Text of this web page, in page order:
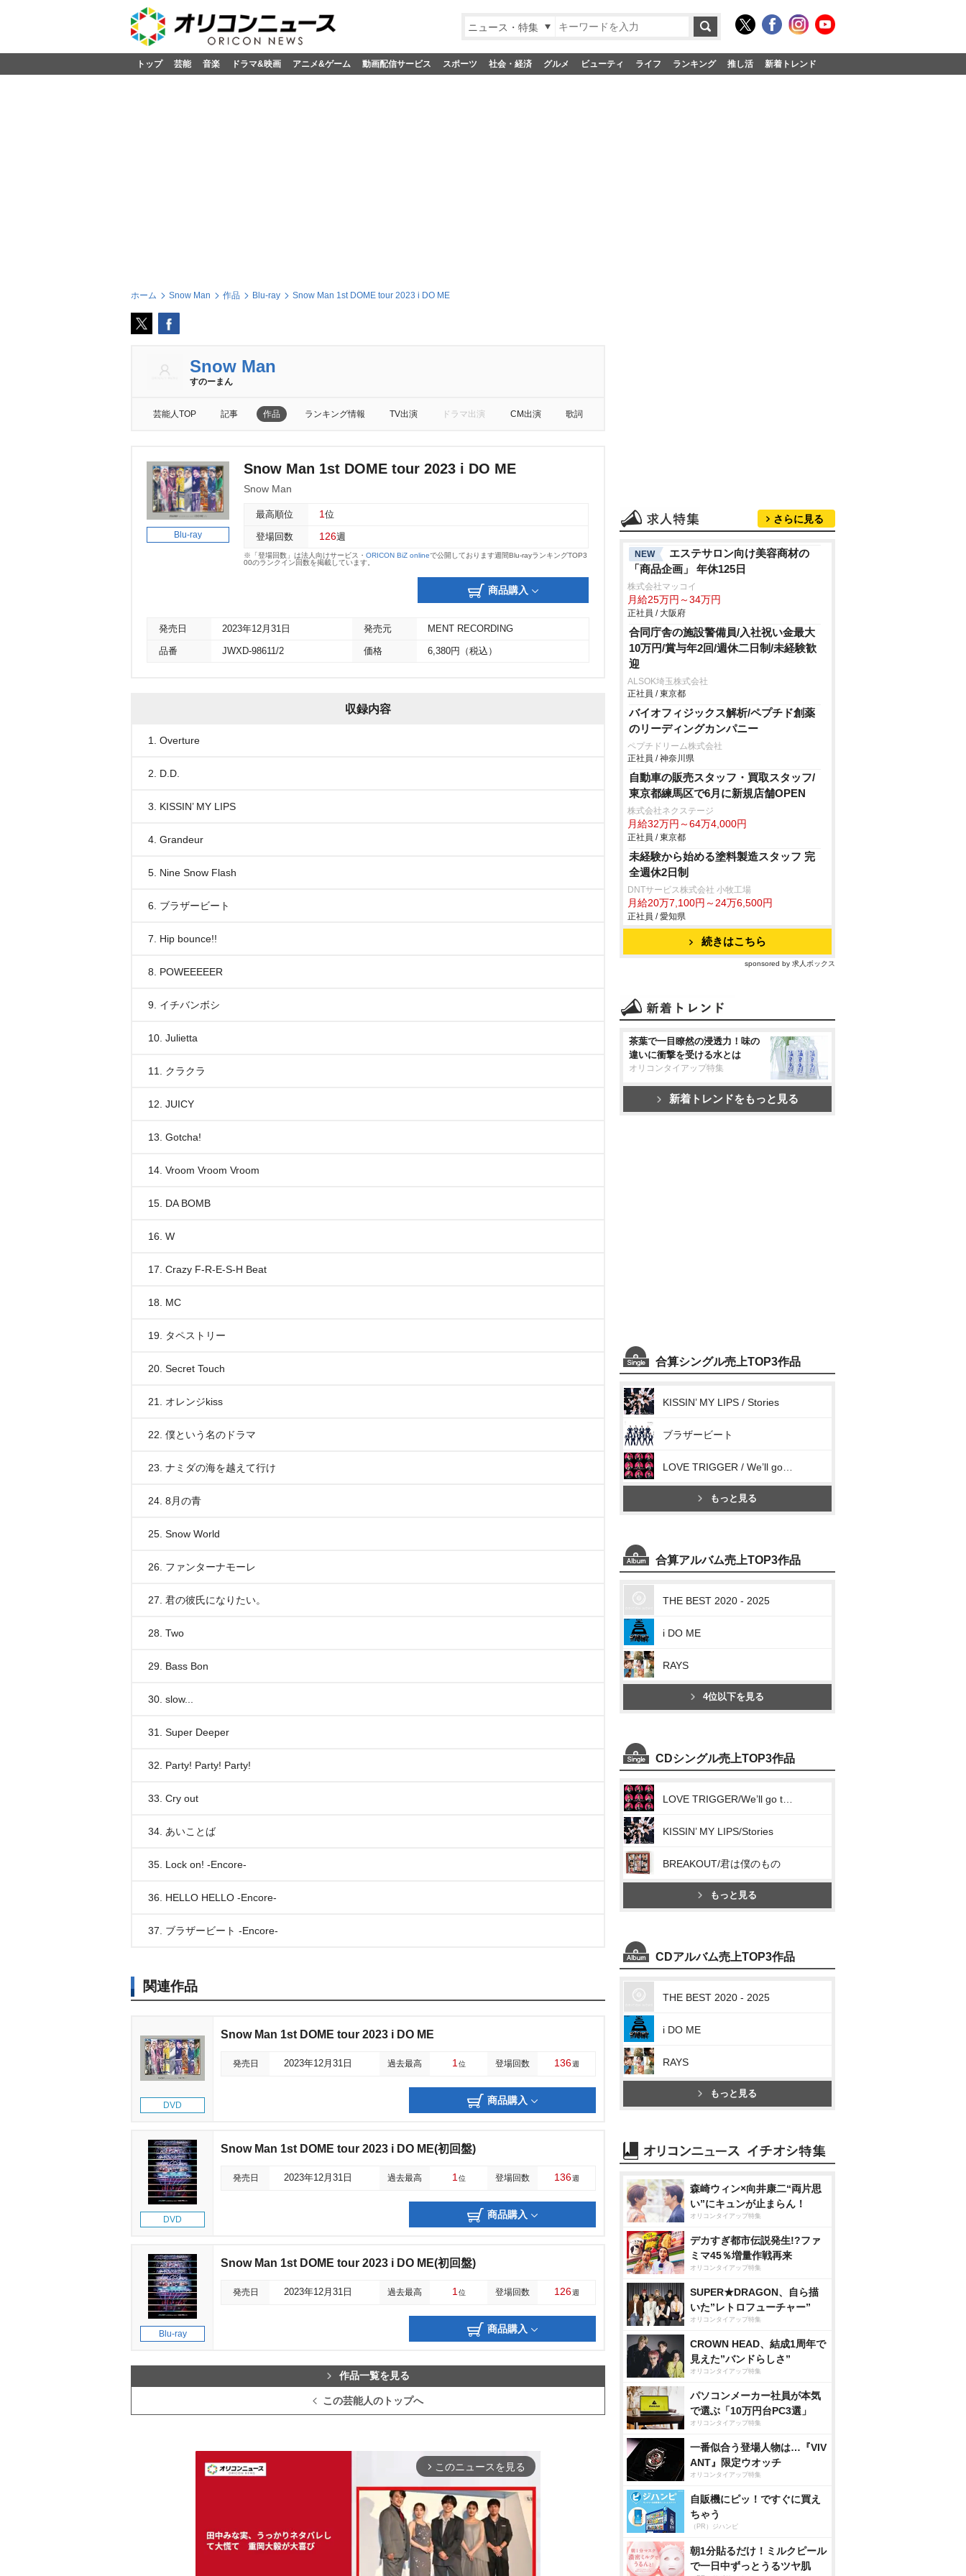
ニュース・特集
トップ 芸能 音楽 ドラマ&映画 アニメ&ゲーム 動画配信サービス スポーツ 社会・経済 グルメ ビューティ ライフ ランキング 推し活 新着トレンド
ホーム Snow Man 作品 Blu-ray Snow Man 1st DOME tour 2023 i DO ME
Snow Man
すのーまん
芸能人TOP 記事 作品 ランキング情報 TV出演 ドラマ出演 CM出演 歌詞
Blu-ray
Snow Man 1st DOME tour 2023 i DO ME
Snow Man
最高順位 1 位
登場回数 126週
※「登場回数」は法人向けサービス・ ORICON BiZ onlineで公開しております週間Blu-rayランキングTOP3
00のランクイン回数を掲載しています。
商品購入
発売日 2023年12月31日 発売元 MENT RECORDING
品番 JWXD-98611/2 価格 6,380円（税込）
収録内容
1. Overture
2. D.D.
3. KISSIN’ MY LIPS
4. Grandeur
5. Nine Snow Flash
6. ブラザービート
7. Hip bounce!!
8. POWEEEEER
9. イチバンボシ
10. Julietta
11. クラクラ
12. JUICY
13. Gotcha!
14. Vroom Vroom Vroom
15. DA BOMB
16. W
17. Crazy F-R-E-S-H Beat
18. MC
19. タペストリー
20. Secret Touch
21. オレンジkiss
22. 僕という名のドラマ
23. ナミダの海を越えて行け
24. 8月の青
25. Snow World
26. ファンターナモーレ
27. 君の彼氏になりたい。
28. Two
29. Bass Bon
30. slow...
31. Super Deeper
32. Party! Party! Party!
33. Cry out
34. あいことば
35. Lock on! -Encore-
36. HELLO HELLO -Encore-
37. ブラザービート -Encore-
関連作品
DVD
Snow Man 1st DOME tour 2023 i DO ME
発売日 2023年12月31日 過去最高 1 位 登場回数 136週
商品購入
DVD
Snow Man 1st DOME tour 2023 i DO ME(初回盤)
発売日 2023年12月31日 過去最高 1 位 登場回数 136週
商品購入
Blu-ray
Snow Man 1st DOME tour 2023 i DO ME(初回盤)
発売日 2023年12月31日 過去最高 1 位 登場回数 126週
商品購入
作品一覧を見る
この芸能人のトップへ
arrow_forward_ios このニュースを見る
さらに見る
NEW
エステサロン向け美容商材の
「商品企画」 年休125日
株式会社マッコイ
月給25万円～34万円
正社員 / 大阪府
合同庁舎の施設警備員/入社祝い金最大
10万円/賞与年2回/週休二日制/未経験歓
迎
ALSOK埼玉株式会社
正社員 / 東京都
バイオフィジックス解析/ペプチド創薬
のリーディングカンパニー
ペプチドリーム株式会社
正社員 / 神奈川県
自動車の販売スタッフ・買取スタッフ/
東京都練馬区で6月に新規店舗OPEN
株式会社ネクステージ
月給32万円～64万4,000円
正社員 / 東京都
未経験から始める塗料製造スタッフ 完
全週休2日制
DNTサービス株式会社 小牧工場
月給20万7,100円～24万6,500円
正社員 / 愛知県
続きはこちら
sponsored by 求人ボックス
茶葉で一目瞭然の浸透力！味の
違いに衝撃を受ける水とは
オリコンタイアップ特集
新着トレンドをもっと見る
合算シングル売上TOP3作品
KISSIN’ MY LIPS / Stories
ブラザービート
もっと見る
合算アルバム売上TOP3作品
THE BEST 2020 - 2025
i DO ME
RAYS
4位以下を見る
CDシングル売上TOP3作品
KISSIN’ MY LIPS/Stories
BREAKOUT/君は僕のもの
もっと見る
CDアルバム売上TOP3作品
THE BEST 2020 - 2025
i DO ME
RAYS
もっと見る
森崎ウィン×向井康二“両片思
い”にキュンが止まらん！
オリコンタイアップ特集
デカすぎ都市伝説発生!?ファ
ミマ45％増量作戦再来
オリコンタイアップ特集
SUPER★DRAGON、自ら描
いた”レトロフューチャー”
オリコンタイアップ特集
CROWN HEAD、結成1周年で
見えた”バンドらしさ”
オリコンタイアップ特集
パソコンメーカー社員が本気
で選ぶ「10万円台PC3選」
オリコンタイアップ特集
一番似合う登場人物は…『VIV
ANT』限定ウオッチ
オリコンタイアップ特集
自販機にピッ！ですぐに買え
ちゃう
（PR）ジハンピ
朝1分貼るだけ！ミルクピール
で一日中ずっとうるツヤ肌